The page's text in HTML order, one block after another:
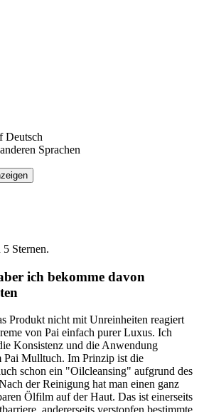
Deutsch
Sprachen
Sternen.
ich bekomme davon
Produkt nicht mit Unreinheiten reagiert
von Pai einfach purer Luxus. Ich
Konsistenz und die Anwendung
Pai Mulltuch. Im Prinzip ist die
schon ein "Oilcleansing" aufgrund des
der Reinigung hat man einen ganz
Ölfilm auf der Haut. Das ist einerseits